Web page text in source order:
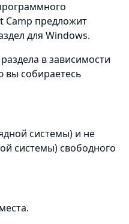
Camp предложит
для Windows.
в зависимости
вы собираетесь
системы) и не
системы) свободного